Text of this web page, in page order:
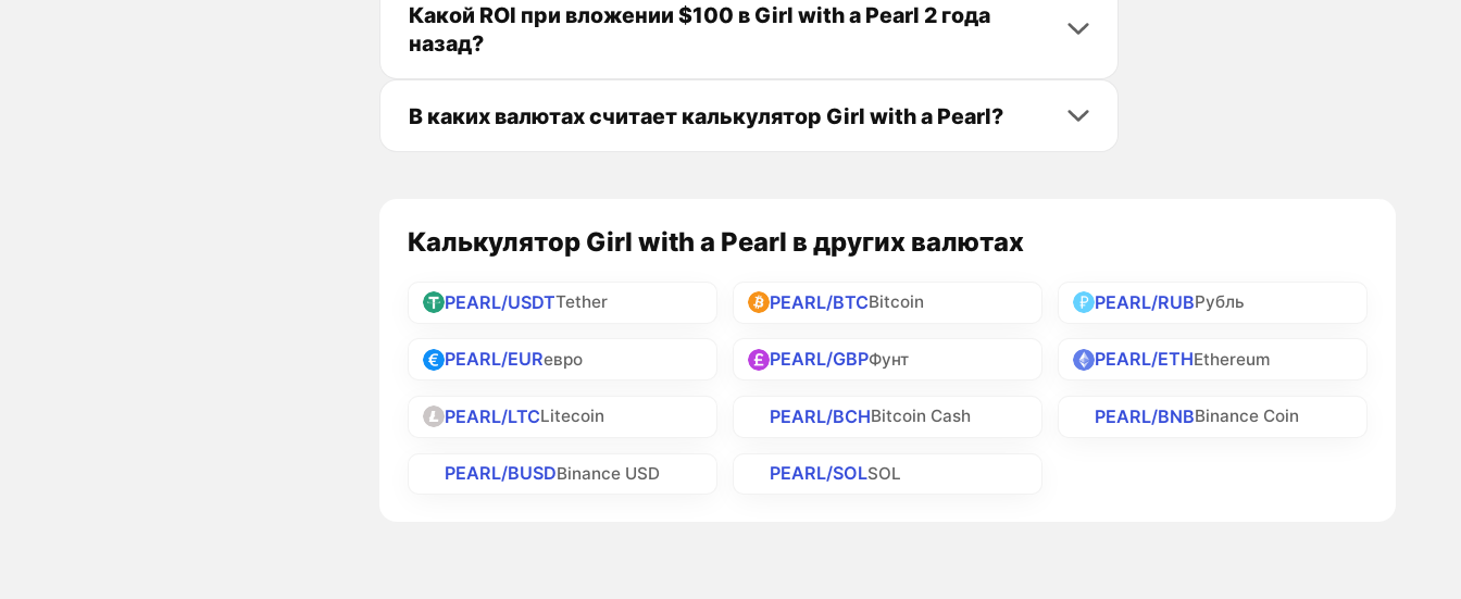
Какой ROI при вложении $100 в Girl with a Pearl 2 года
назад?
В каких валютах считает калькулятор Girl with a Pearl?
Калькулятор Girl with a Pearl в других валютах
PEARL/USDTTether PEARL/BTCBitcoin PEARL/RUBРубль
PEARL/EURевро PEARL/GBPФунт PEARL/ETHEthereum
PEARL/LTCLitecoin PEARL/BCHBitcoin Cash PEARL/BNBBinance Coin
PEARL/BUSDBinance USD PEARL/SOLSOL